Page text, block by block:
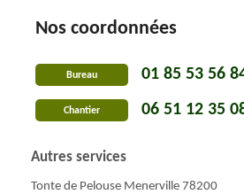
Nos coordonnées
Bureau 01 85 53 56
Chantier 06 51 12 35
Autres services
Tonte de Pelouse Menerville 78200